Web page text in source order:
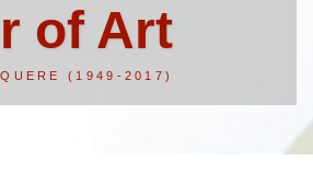
of Art
(1949-2017)